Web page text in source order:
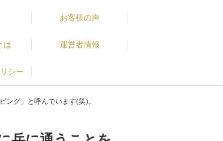
お客様の声
は 運営者情報
シー
ング」と呼んでいます(笑)。